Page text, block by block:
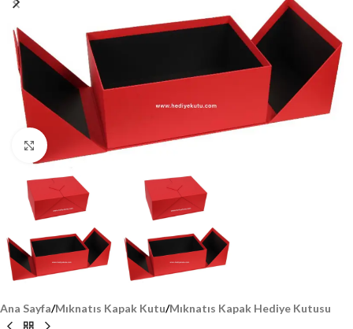
Click to enlarge
Ana Sayfa/Mıknatıs Kapak Kutu/Mıknatıs Kapak Hediye Kutusu